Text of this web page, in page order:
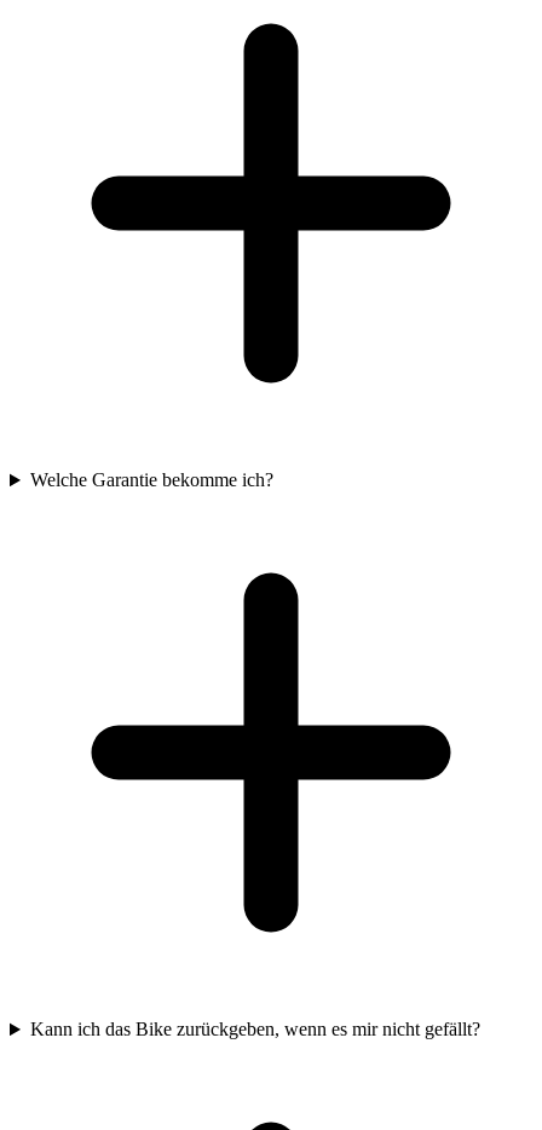
Welche Garantie bekomme ich?
Kann ich das Bike zurückgeben, wenn es mir nicht gefällt?